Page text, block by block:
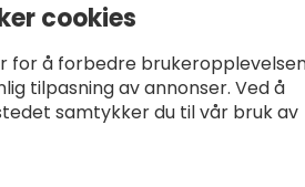
utelukkende fra naturlige
naturlige ingredienser som
korssting, punchneedle,
som tre tråder av
cookies
for å forbedre
tilpasning av annonser. Ved å
samtykker du til vår bruk av